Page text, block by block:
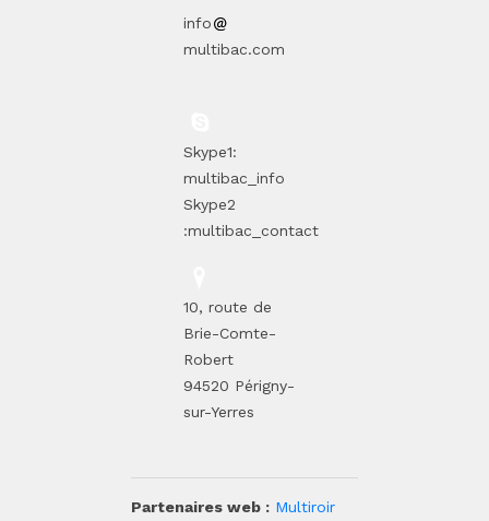
info
multibac.com
Skype1:
multibac_info
Skype2
:multibac_contact
10, route de
Brie-Comte-
Robert
94520 Périgny-
sur-Yerres
Partenaires web : Multiroir